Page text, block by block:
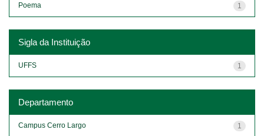
1
Poema
Sigla da Instituição
1
UFFS
Departamento
1
Campus Cerro Largo